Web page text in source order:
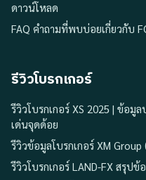
ดาวน์โหลด
FAQ คำถามที่พบบ่อยเกี่ยวกับ
รีวิวโบรกเกอร์
รีวิวโบรกเกอร์ XS 2025 | ข้อ
เด่นจุดด้อย
รีวิวข้อมูลโบรกเกอร์ XM Group
รีวิวโบรกเกอร์ LAND-FX สรุปข้